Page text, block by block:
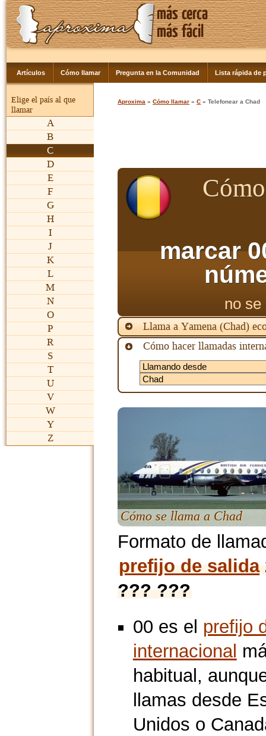
Artículos Cómo llamar Pregunta en la Comunidad Lista rápida de
Elige el país al que
llamar
A
B
C
D
E
F
G
H
I
J
K
L
M
N
O
P
R
S
T
U
V
W
Y
Z
Aproxima »Cómo llamar »C » Telefonear a Chad
marcar
no
Llama a Yamena (Chad)
Cómo hacer llamadas
Cómo se llama a Chad
Formato de
prefijo de salida
??? ???
00 es el prefijo
internacional
habitual,
llamas desde
Unidos o